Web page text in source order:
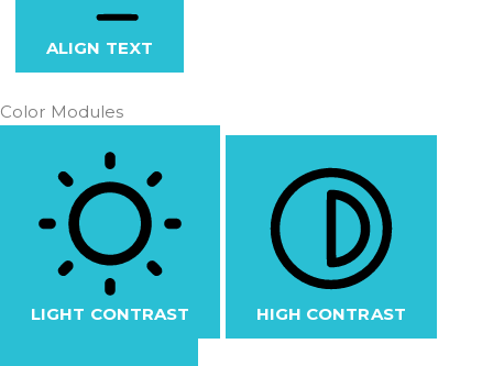
ALIGN TEXT
Color Modules
LIGHT CONTRAST HIGH CONTRAST